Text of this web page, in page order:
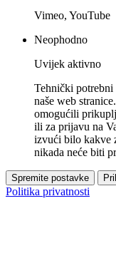
Vimeo, YouTube
Neophodno
Uvijek aktivno
Tehnički
naše web
omogućili
ili za prijavu na
izvući bilo kakve
nikada neće biti
Spremite postavke
Politika privatnosti